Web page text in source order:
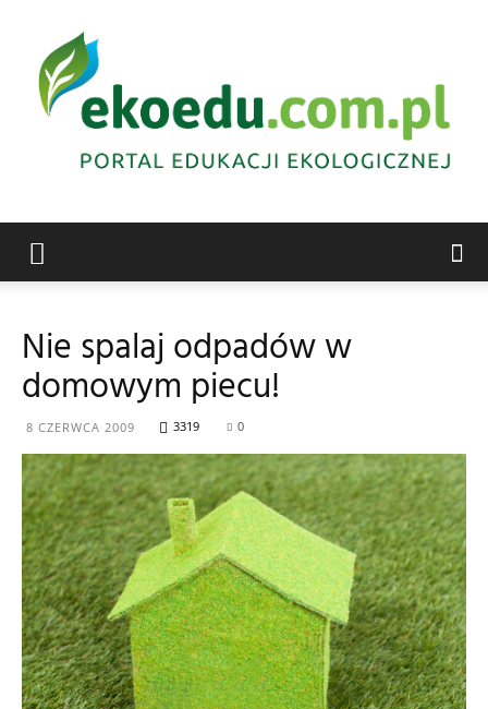
ekologiczna
Abrys
Nie spalaj odpadów w
domowym piecu!
8 CZERWCA 2009 3319 0